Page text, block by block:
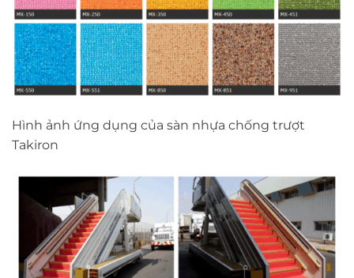
Hình ảnh ứng dụng của sàn nhựa chống trượt
Takiron